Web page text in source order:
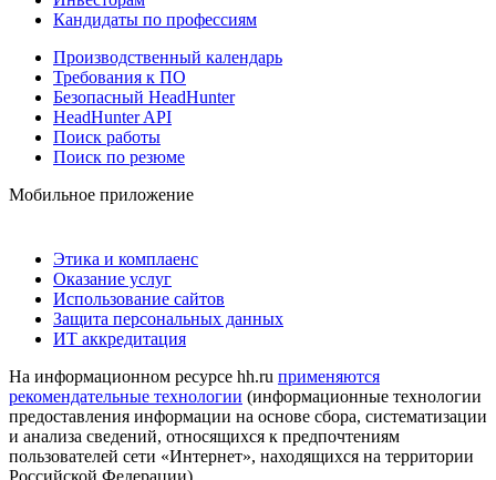
Кандидаты по профессиям
Производственный календарь
Требования к ПО
Безопасный HeadHunter
HeadHunter API
Поиск работы
Поиск по резюме
Мобильное приложение
Этика и комплаенс
Оказание услуг
Использование сайтов
Защита персональных данных
ИТ аккредитация
На информационном ресурсе hh.ru применяются
рекомендательные технологии (информационные технологии
предоставления информации на основе сбора, систематизации
и анализа сведений, относящихся к предпочтениям
пользователей сети «Интернет», находящихся на территории
Российской Федерации)